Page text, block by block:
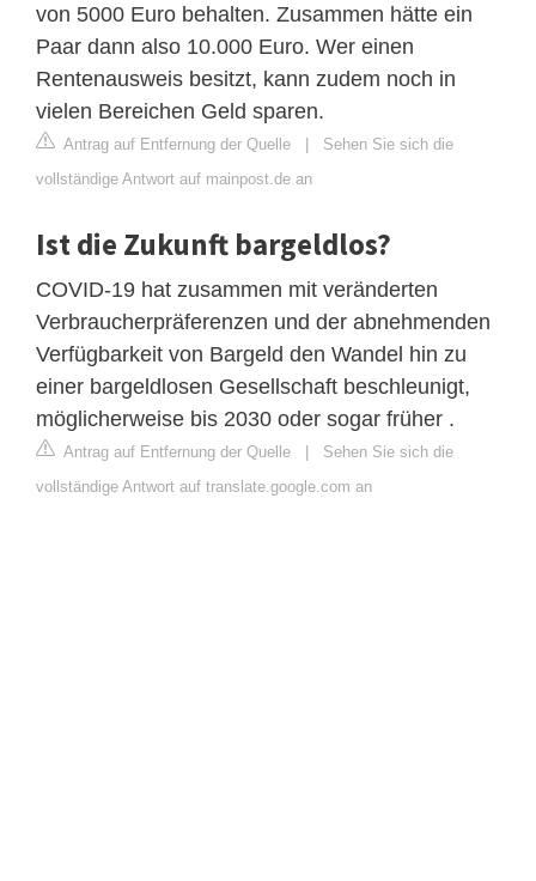
von 5000 Euro behalten. Zusammen hätte ein
Paar dann also 10.000 Euro. Wer einen
Rentenausweis besitzt, kann zudem noch in
vielen Bereichen Geld sparen.
Antrag auf Entfernung der Quelle | Sehen Sie sich die
vollständige Antwort auf mainpost.de an
Ist die Zukunft bargeldlos?
COVID-19 hat zusammen mit veränderten
Verbraucherpräferenzen und der abnehmenden
Verfügbarkeit von Bargeld den Wandel hin zu
einer bargeldlosen Gesellschaft beschleunigt,
möglicherweise bis 2030 oder sogar früher .
Antrag auf Entfernung der Quelle | Sehen Sie sich die
vollständige Antwort auf translate.google.com an